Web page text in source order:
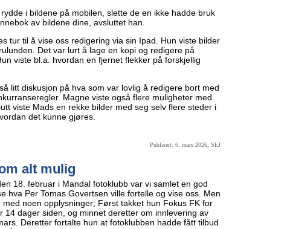
i bildene på mobilen, slette de en ikke hadde bruk
av bildene dine, avsluttet han.
tur til å vise oss redigering via sin Ipad. Hun viste bilder
Det var lurt å lage en kopi og redigere på
viste bl.a. hvordan en fjernet flekker på forskjellig
litt diskusjon på hva som var lovlig å redigere bort med
Magne viste også flere muligheter med
viste Mads en rekke bilder med seg selv flere steder i
det kunne gjøres.
Publisert: 6. mars 2026, SEJ
alt mulig
18. februar i Mandal fotoklubb var vi samlet en god
hva Per Tomas Govertsen ville fortelle og vise oss. Men
noen opplysninger; Først takket hun Fokus FK for
14 dager siden, og minnet deretter om innlevering av
Deretter fortalte hun at fotoklubben hadde fått tilbud